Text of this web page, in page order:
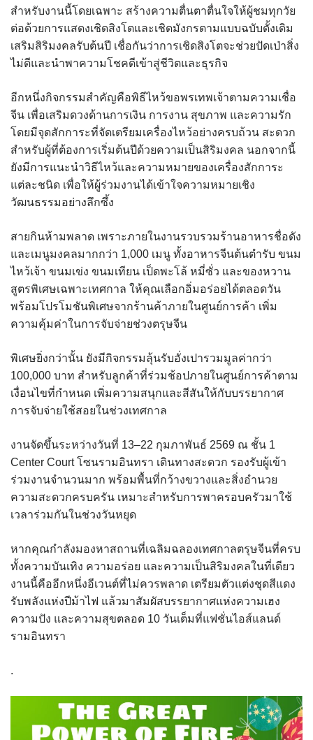
สำหรับงานนี้โดยเฉพาะ สร้างความตื่นตาตื่นใจให้ผู้ชมทุกวัย
ต่อด้วยการแสดงเชิดสิงโตและเชิดมังกรตามแบบฉบับดั้งเดิม
เสริมสิริมงคลรับต้นปี เชื่อกันว่าการเชิดสิงโตจะช่วยปัดเป่าสิ่ง
ไม่ดีและนำพาความโชคดีเข้าสู่ชีวิตและธุรกิจ
อีกหนึ่งกิจกรรมสำคัญคือพิธีไหว้ขอพรเทพเจ้าตามความเชื่อ
จีน เพื่อเสริมดวงด้านการเงิน การงาน สุขภาพ และความรัก
โดยมีจุดสักการะที่จัดเตรียมเครื่องไหว้อย่างครบถ้วน สะดวก
สำหรับผู้ที่ต้องการเริ่มต้นปีด้วยความเป็นสิริมงคล นอกจากนี้
ยังมีการแนะนำวิธีไหว้และความหมายของเครื่องสักการะ
แต่ละชนิด เพื่อให้ผู้ร่วมงานได้เข้าใจความหมายเชิง
วัฒนธรรมอย่างลึกซึ้ง
สายกินห้ามพลาด เพราะภายในงานรวบรวมร้านอาหารชื่อดัง
และเมนูมงคลมากกว่า 1,000 เมนู ทั้งอาหารจีนต้นตำรับ ขนม
ไหว้เจ้า ขนมเข่ง ขนมเทียน เป็ดพะโล้ หมี่ซั่ว และของหวาน
สูตรพิเศษเฉพาะเทศกาล ให้คุณเลือกอิ่มอร่อยได้ตลอดวัน
พร้อมโปรโมชันพิเศษจากร้านค้าภายในศูนย์การค้า เพิ่ม
ความคุ้มค่าในการจับจ่ายช่วงตรุษจีน
พิเศษยิ่งกว่านั้น ยังมีกิจกรรมลุ้นรับอั่งเปารวมมูลค่ากว่า
100,000 บาท สำหรับลูกค้าที่ร่วมช้อปภายในศูนย์การค้าตาม
เงื่อนไขที่กำหนด เพิ่มความสนุกและสีสันให้กับบรรยากาศ
การจับจ่ายใช้สอยในช่วงเทศกาล
งานจัดขึ้นระหว่างวันที่ 13–22 กุมภาพันธ์ 2569 ณ ชั้น 1
Center Court โซนรามอินทรา เดินทางสะดวก รองรับผู้เข้า
ร่วมงานจำนวนมาก พร้อมพื้นที่กว้างขวางและสิ่งอำนวย
ความสะดวกครบครัน เหมาะสำหรับการพาครอบครัวมาใช้
เวลาร่วมกันในช่วงวันหยุด
หากคุณกำลังมองหาสถานที่เฉลิมฉลองเทศกาลตรุษจีนที่ครบ
ทั้งความบันเทิง ความอร่อย และความเป็นสิริมงคลในที่เดียว
งานนี้คืออีกหนึ่งอีเวนต์ที่ไม่ควรพลาด เตรียมตัวแต่งชุดสีแดง
รับพลังแห่งปีม้าไฟ แล้วมาสัมผัสบรรยากาศแห่งความเฮง
ความปัง และความสุขตลอด 10 วันเต็มที่แฟชั่นไอส์แลนด์
รามอินทรา
.